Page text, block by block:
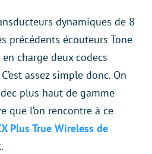
dynamiques de 8
précédents écouteurs Tone
charge deux codecs
assez simple donc. On
plus haut de gamme
que l’on rencontre à ce
Plus True Wireless de